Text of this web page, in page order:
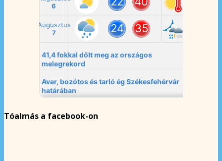
Tóalmás a facebook-on